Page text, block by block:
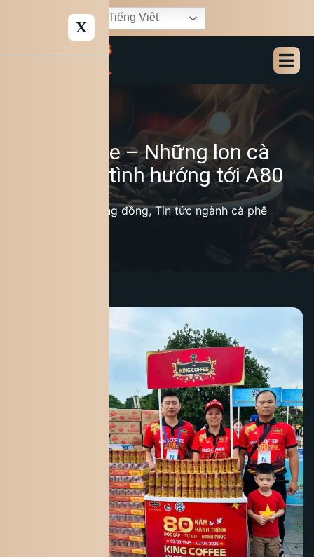
Tiếng Việt
X
King Coffee – Những lon cà
phê nghĩa tình hướng tới A80
Hoạt động cộng đồng,Tin tức ngành cà phê